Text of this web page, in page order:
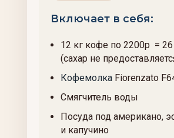
Включает в себя:
12 кг кофе по 2200р =
(сахар не
Кофемолка Fiorenzato
Смягчитель воды
Посуда под американо,
и капучино